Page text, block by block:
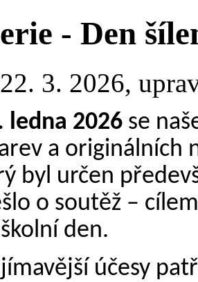
- Den
3. 2026,
ledna 2026 se
a originálních
byl určen
o soutěž –
den.
účesy